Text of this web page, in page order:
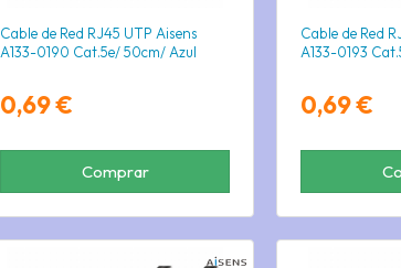
Cable de Red RJ45 UTP Aisens
A133-0190 Cat.5e/ 50cm/ Azul
0,69 €
Comprar
Cable de Red
A133-0193
0,69 €